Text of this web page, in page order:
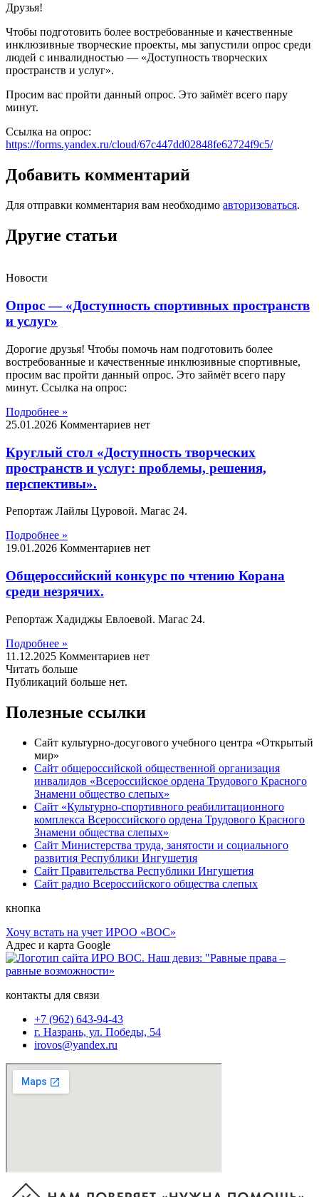
Друзья!
Чтобы подготовить более востребованные и качественные
инклюзивные творческие проекты, мы запустили опрос среди
людей с инвалидностью — «Доступность творческих
пространств и услуг».
Просим вас пройти данный опрос. Это займёт всего пару
минут.
Ссылка на опрос:
https://forms.yandex.ru/cloud/67c447dd02848fe62724f9c5/
Добавить комментарий
Для отправки комментария вам необходимо авторизоваться.
Другие статьи
Новости
Опрос — «Доступность спортивных пространств
и услуг»
Дорогие друзья! Чтобы помочь нам подготовить более
востребованные и качественные инклюзивные спортивные,
просим вас пройти данный опрос. Это займёт всего пару
минут. Ссылка на опрос:
Подробнее »
25.01.2026 Комментариев нет
Круглый стол «Доступность творческих
пространств и услуг: проблемы, решения,
перспективы».
Репортаж Лайлы Цуровой. Магас 24.
Подробнее »
19.01.2026 Комментариев нет
Общероссийский конкурс по чтению Корана
среди незрячих.
Репортаж Хадиджы Евлоевой. Магас 24.
Подробнее »
11.12.2025 Комментариев нет
Читать больше
Публикаций больше нет.
Полезные ссылки
Сайт культурно-досугового учебного центра «Открытый
мир»
Сайт общероссийской общественной организация
инвалидов «Всероссийское ордена Трудового Красного
Знамени общество слепых»
Сайт «Культурно-спортивного реабилитационного
комплекса Всероссийского ордена Трудового Красного
Знамени общества слепых»
Сайт Министерства труда, занятости и социального
развития Республики Ингушетия
Сайт Правительства Республики Ингушетия
Сайт радио Всероссийского общества слепых
кнопка
Хочу встать на учет ИРОО «ВОС»
Адрес и карта Google
контакты для связи
+7 (962) 643-94-43
г. Назрань, ул. Победы, 54
irovos@yandex.ru